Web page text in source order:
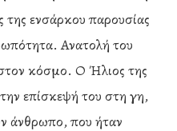
της ενσάρκου παρουσίας
Ανατολή του
κόσμο. Ο Ήλιος της
επίσκεψή του στη γη,
άνθρωπο, που ήταν